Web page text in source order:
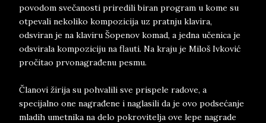
povodom svečanosti priredili biran program u kome su
otpevali nekoliko kompozicija uz pratnju klavira,
odsviran je na klaviru Šopenov komad, a jedna učenica je
odsvirala kompoziciju na flauti. Na kraju je Miloš Ivković
pročitao prvonagrađenu pesmu.
Članovi žirija su pohvalili sve prispele radove, a
specijalno one nagrađene i naglasili da je ovo podsećanje
mladih umetnika na delo pokrovitelja ove lepe nagrade